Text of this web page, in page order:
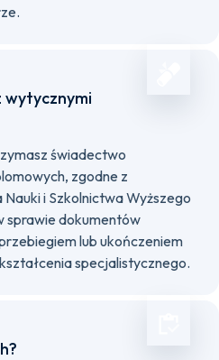
świadectwo
zgodne z
i Szkolnictwa Wyższego
sprawie dokumentów
lub ukończeniem
specjalistycznego.